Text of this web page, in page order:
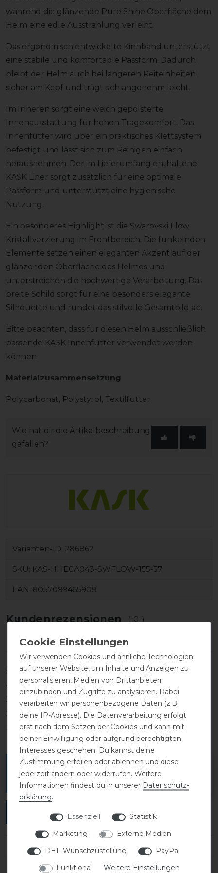
während die glänzende Pure Shine Oberfläche dem
Helm eine edle Ausstrahlung verleiht.
Das ergonomisch entwickelte Kinnband unterstützt
eine stabile und komfortable Passform. Dadurch
bleibt der Helm auch bei längeren Reiteinheiten
sicher am Kopf und trägt sich angenehm leicht.
Im Inneren sorgt eine weich gepolsterte
Innenausstattung für hohen Tragekomfort. Das
Innenfutter wird über ein praktisches Klettsystem
befestigt und lässt sich zum Reinigen einfach
herausnehmen. Der im Lieferumfang enthaltene
KASK Liner sorgt zusätzlich für eine optimale
Passform und unterstützt eine hygienische
Nutzung.
Ein besonderes Highlight ist die Swarovski Flow
Kristallverzierung im Frontbereich. Die funkelnden
Elemente setzen einen eleganten Akzent auf der
glänzenden Oberfläche des Helmes und
unterstreichen die hochwertige Verarbeitung. Das
breite Schild sorgt für eine besonders elegante
Silhouette und rundet das stilvolle Gesamtbild ab.
Bitte beachten, dass für diesen Helm ausschließlich
passende KASK Innenfutter verwendet werden
können.
Materialzusammensetzung
Polycarbonat, Polystyrol, Textilfutter
Wie hat dir die Artikelbeschreibung
gefallen?
Varianten-ID: 286862
SKU: KAS-HHE0A043-SWFLOW-155-57
EAN: 8057099465908
Kundenrezensionen (0)
5
0
4
0
3
2
0
1
0
Melde dich an, um eine Kundenrezension zu
verfassen.
ANMELDEN
DETAILS ZUR PRODUKTSICHERHEIT
Wir verwenden Cookies und ähnliche Technologien
auf unserer Website, um Inhalte und Anzeigen zu
personalisieren, Medien von Drittanbietern
einzubinden und Zugriffe zu analysieren. Dabei
verarbeiten wir personenbezogene Daten (z.B.
deine IP-Adresse). Die Datenverarbeitung erfolgt
erst nach dem Setzen der Cookies und kann mit
deiner Einwilligung oder aufgrund berechtigten
Interesses geschehen. Du kannst deine
Zustimmung erteilen oder ablehnen und diese
jederzeit ändern oder widerrufen. Weitere
Informationen findest du in unserer Daten­schutz­
erklärung.
Essenziell
Statistik
Marketing
Externe Medien
DHL Wunschzustellung
PayPal
Funktional
Weitere Einstellungen